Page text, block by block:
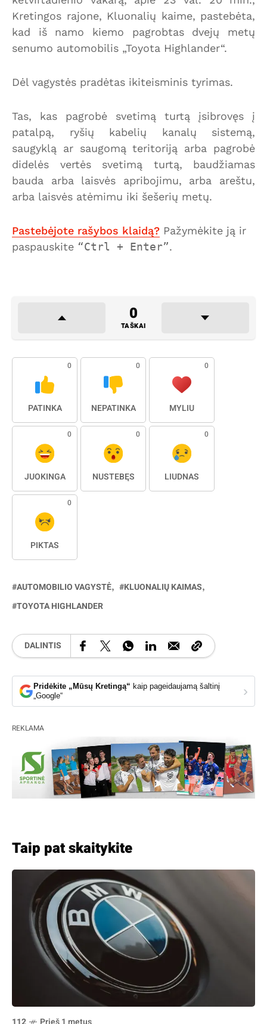
Kretingos rajone, Kluonalių kaime, pastebėta,
kad iš namo kiemo pagrobtas dvejų metų
senumo automobilis „Toyota Highlander“.
Dėl vagystės pradėtas ikiteisminis tyrimas.
Tas, kas pagrobė svetimą turtą įsibrovęs į
patalpą, ryšių kabelių kanalų sistemą,
saugyklą ar saugomą teritoriją arba pagrobė
didelės vertės svetimą turtą, baudžiamas
bauda arba laisvės apribojimu, arba areštu,
arba laisvės atėmimu iki šešerių metų.
Pastebėjote rašybos klaidą? Pažymėkite ją ir
paspauskite
Ctrl + Enter .
0
TAŠKAI
0
PATINKA
0
NEPATINKA
0
MYLIU
0
JUOKINGA
0
NUSTEBĘS
0
LIŪDNAS
0
PIKTAS
AUTOMOBILIO VAGYSTĖ
KLUONALIŲ KAIMAS
TOYOTA HIGHLANDER
DALINTIS
Pridėkite „Mūsų Kretingą“ kaip pageidaujamą šaltinį
„Google“
›
REKLAMA
Taip pat skaitykite